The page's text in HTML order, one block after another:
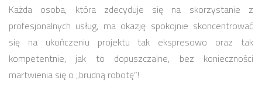
Każda osoba, która zdecyduje się na skorzystanie z
profesjonalnych usług, ma okazję spokojnie skoncentrować
się na ukończeniu projektu tak ekspresowo oraz tak
kompetentnie, jak to dopuszczalne, bez konieczności
martwienia się o „brudną robotę”!